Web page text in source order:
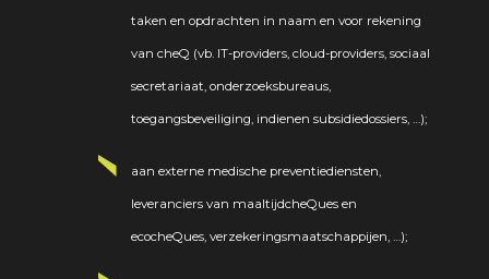
taken en opdrachten in naam en voor rekening
van cheQ (vb. IT-providers, cloud-providers, sociaal
secretariaat, onderzoeksbureaus,
toegangsbeveiliging, indienen subsidiedossiers, …);
aan externe medische preventiediensten,
leveranciers van maaltijdcheQues en
ecocheQues, verzekeringsmaatschappijen, …);